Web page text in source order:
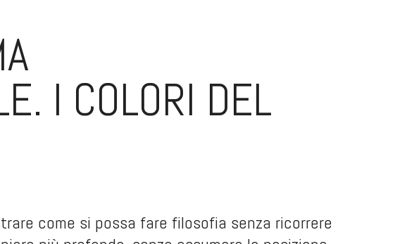
I COLORI DEL
come si possa fare filosofia senza ricorrere